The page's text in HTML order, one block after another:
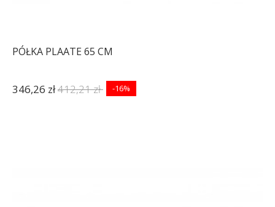
PÓŁKA PLAATE 65 CM
346,26 zł412,21 zł -16%